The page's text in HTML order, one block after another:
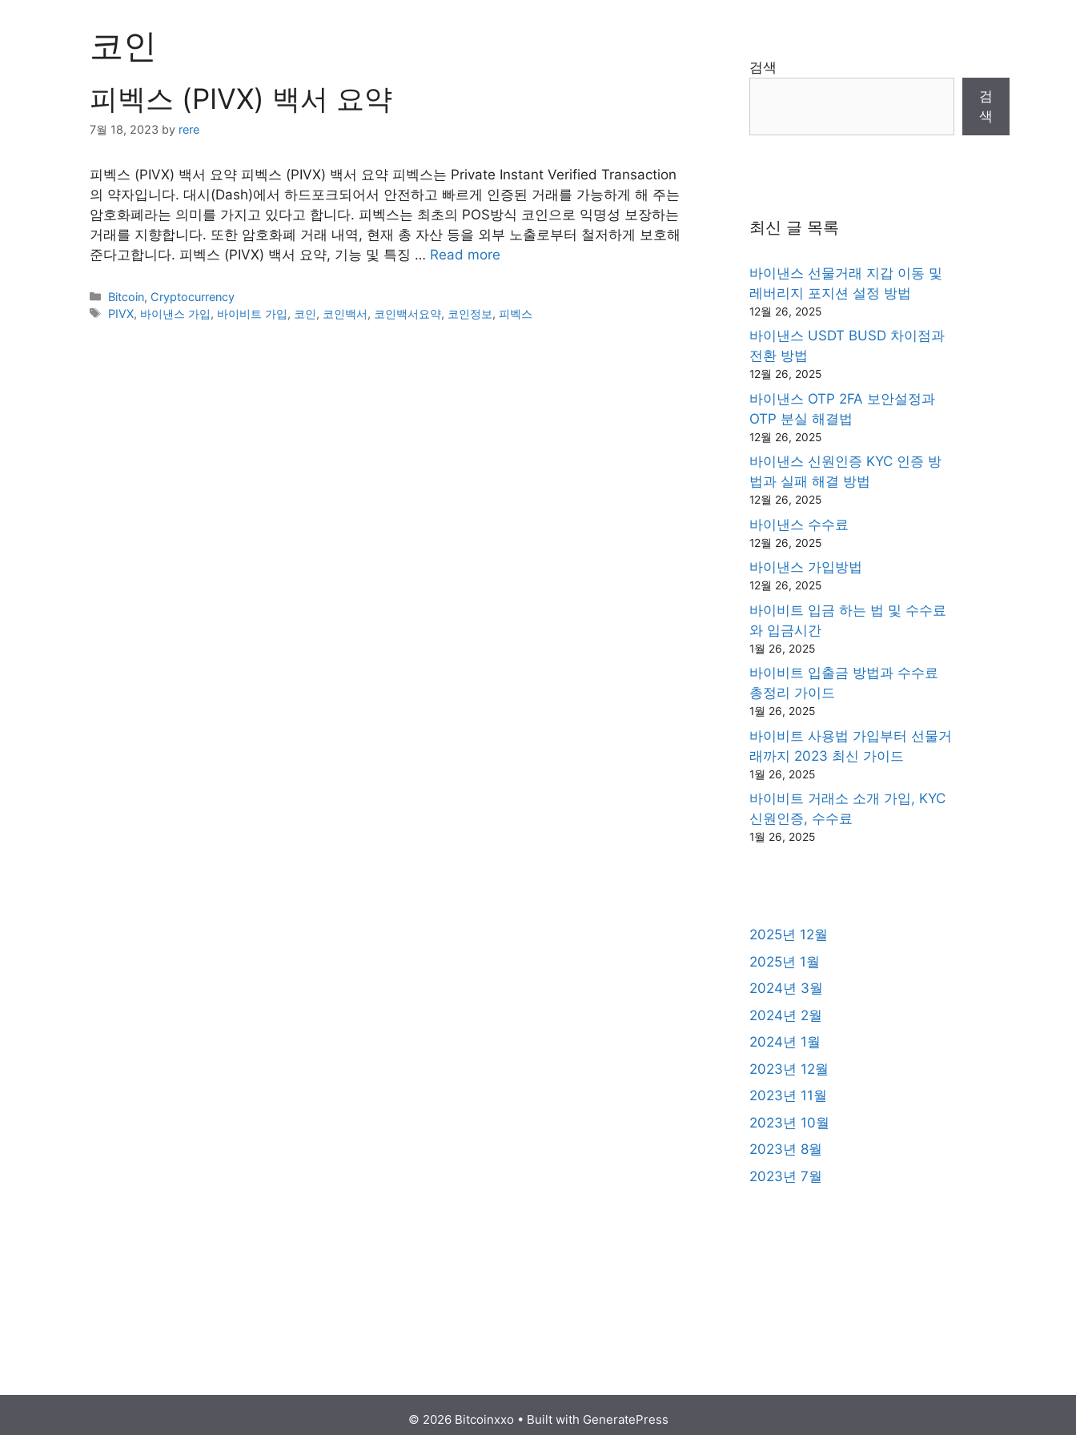
코인
피벡스 (PIVX) 백서 요약
7월 18, 2023 by rere
피벡스 (PIVX) 백서 요약 피벡스 (PIVX) 백서 요약 피벡스는 Private Instant Verified Transaction
의 약자입니다. 대시(Dash)에서 하드포크되어서 안전하고 빠르게 인증된 거래를 가능하게 해 주는
암호화폐라는 의미를 가지고 있다고 합니다. 피벡스는 최초의 POS방식 코인으로 익명성 보장하는
거래를 지향합니다. 또한 암호화폐 거래 내역, 현재 총 자산 등을 외부 노출로부터 철저하게 보호해
준다고합니다. 피벡스 (PIVX) 백서 요약, 기능 및 특징 … Read more
Categories
Bitcoin, Cryptocurrency
Tags
PIVX, 바이낸스 가입, 바이비트 가입, 코인, 코인백서, 코인백서요약, 코인정보,피벡스
검색
검
색
최신 글 목록
바이낸스 선물거래 지갑 이동 및
레버리지 포지션 설정 방법
12월 26, 2025
바이낸스 USDT BUSD 차이점과
전환 방법
12월 26, 2025
바이낸스 OTP 2FA 보안설정과
OTP 분실 해결법
12월 26, 2025
바이낸스 신원인증 KYC 인증 방
법과 실패 해결 방법
12월 26, 2025
바이낸스 수수료
12월 26, 2025
바이낸스 가입방법
12월 26, 2025
바이비트 입금 하는 법 및 수수료
와 입금시간
1월 26, 2025
바이비트 입출금 방법과 수수료
총정리 가이드
1월 26, 2025
바이비트 사용법 가입부터 선물거
래까지 2023 최신 가이드
1월 26, 2025
바이비트 거래소 소개 가입, KYC
신원인증, 수수료
1월 26, 2025
2025년 12월
2025년 1월
2024년 3월
2024년 2월
2024년 1월
2023년 12월
2023년 11월
2023년 10월
2023년 8월
2023년 7월
© 2026 Bitcoinxxo • Built with GeneratePress